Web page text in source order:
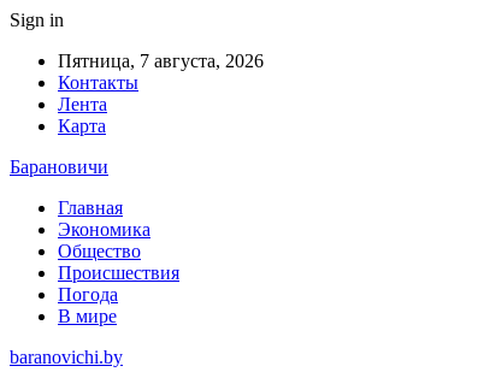
Sign in
Пятница, 7 августа, 2026
Контакты
Лента
Карта
Барановичи
Главная
Экономика
Общество
Происшествия
Погода
В мире
baranovichi.by